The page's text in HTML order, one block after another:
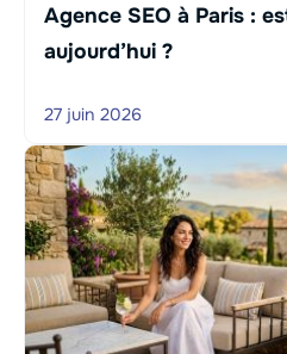
Agence SEO à Paris :
aujourd’hui ?
27 juin 2026